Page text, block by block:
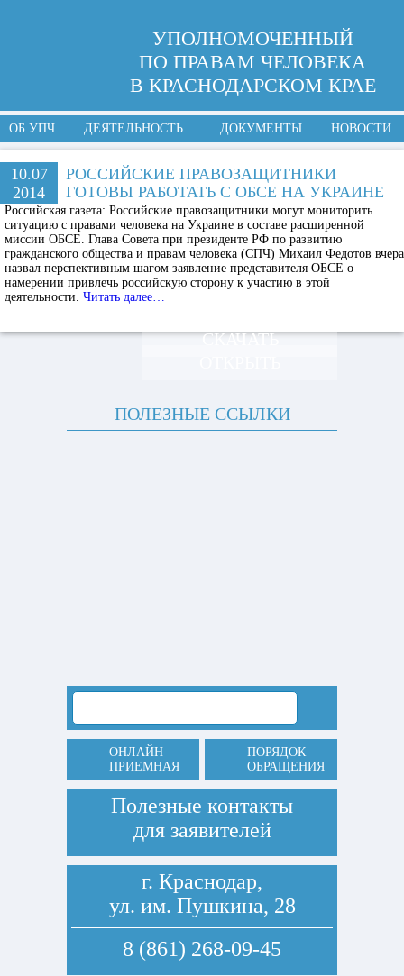
УПОЛНОМОЧЕННЫЙ
ПО ПРАВАМ ЧЕЛОВЕКА
В КРАСНОДАРСКОМ КРАЕ
ОБ УПЧ ДЕЯТЕЛЬНОСТЬ ДОКУМЕНТЫ НОВОСТИ
10.07
2014
РОССИЙСКИЕ ПРАВОЗАЩИТНИКИ
ГОТОВЫ РАБОТАТЬ С ОБСЕ НА УКРАИНЕ
Российская газета: Российские правозащитники могут мониторить
ситуацию с правами человека на Украине в составе расширенной
миссии ОБСЕ. Глава Совета при президенте РФ по развитию
гражданского общества и правам человека (СПЧ) Михаил Федотов вчера
назвал перспективным шагом заявление представителя ОБСЕ о
намерении привлечь российскую сторону к участию в этой
деятельности. Читать далее…
СКАЧАТЬ
ПОЛЕЗНЫЕ ССЫЛКИ
ОНЛАЙН
ПРИЕМНАЯ
ПОРЯДОК
ОБРАЩЕНИЯ
Полезные контакты
для заявителей
г. Краснодар,
ул. им. Пушкина, 28
8 (861) 268-09-45